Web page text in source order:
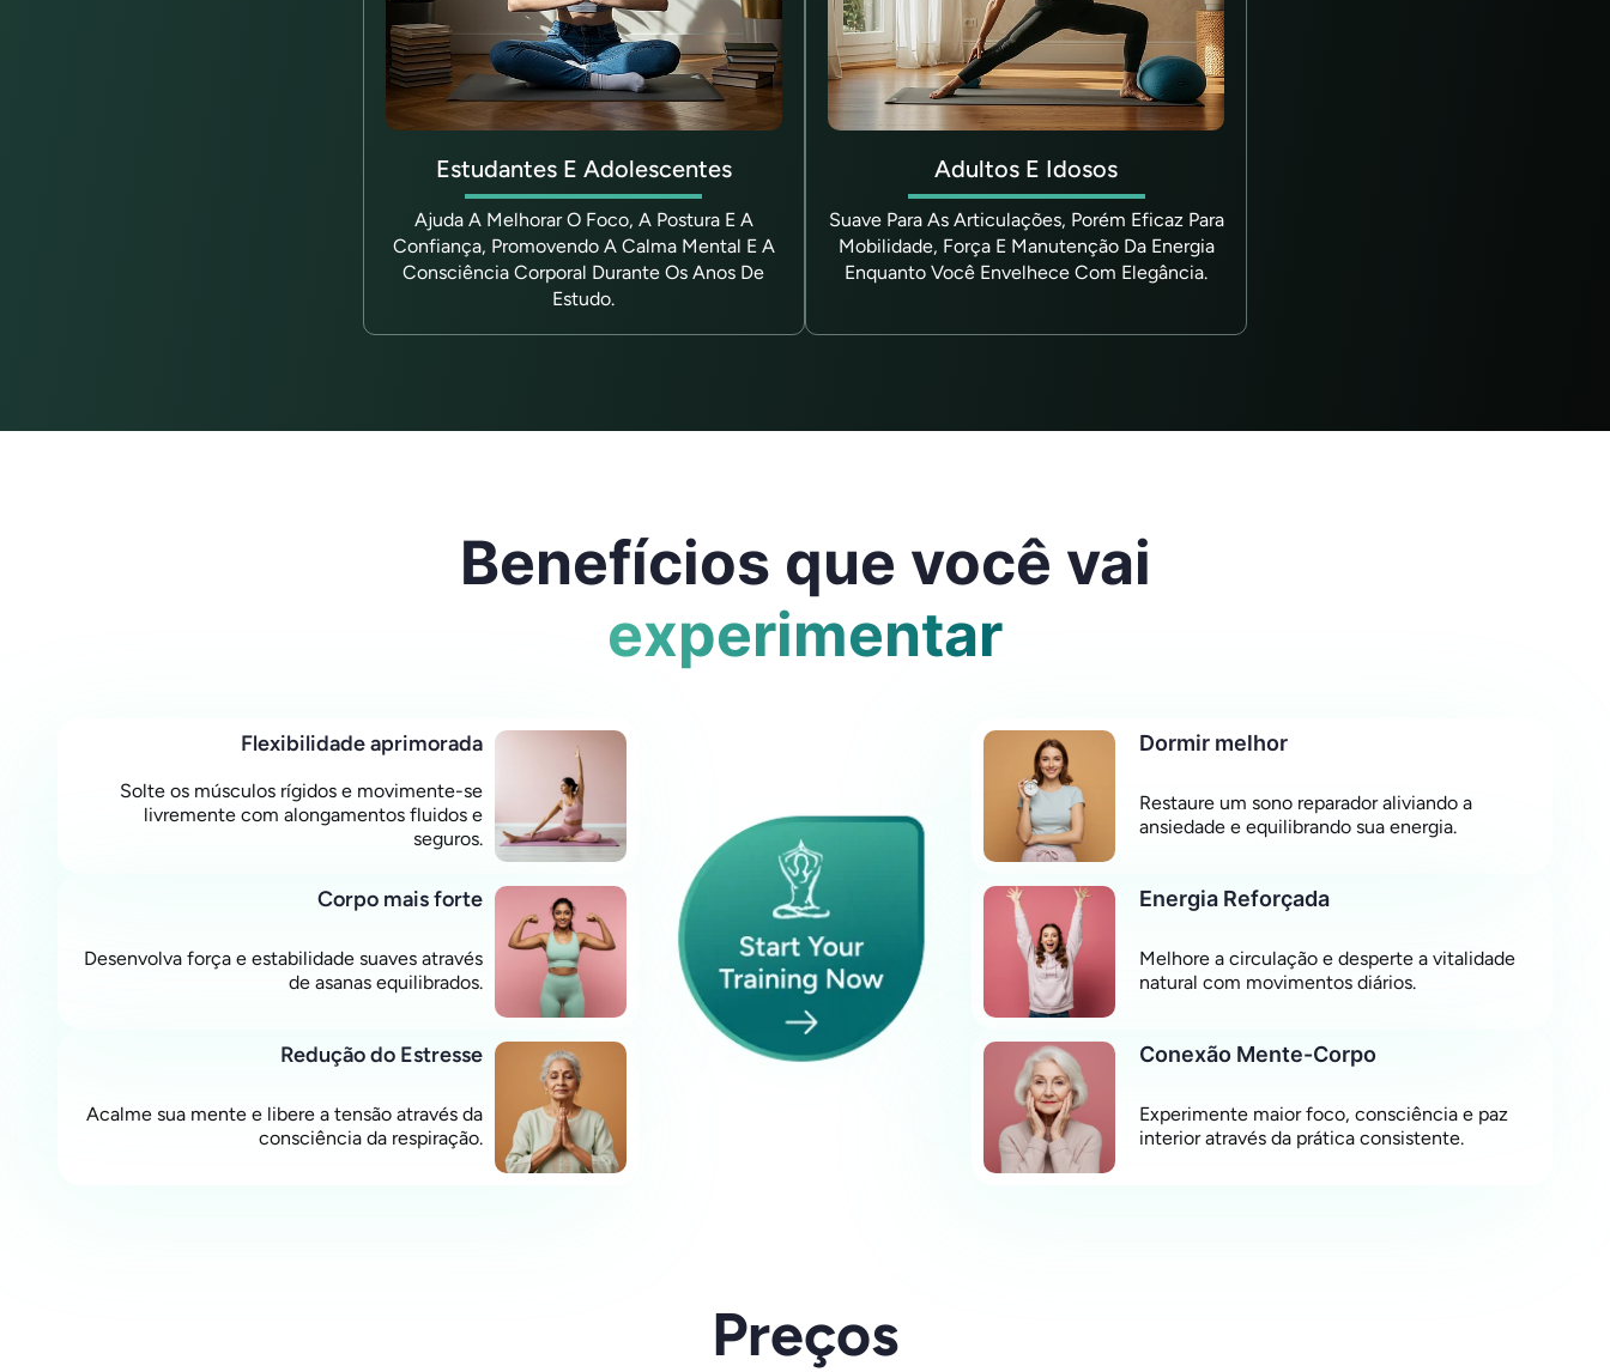
Estudantes E Adolescentes
Ajuda A Melhorar O Foco, A Postura E A
Confiança, Promovendo A Calma Mental E A
Consciência Corporal Durante Os Anos De
Estudo.
Adultos E Idosos
Suave Para As Articulações, Porém Eficaz Para
Mobilidade, Força E Manutenção Da Energia
Enquanto Você Envelhece Com Elegância.
Benefícios que você vai
experimentar
Flexibilidade aprimorada
Solte os músculos rígidos e movimente-se
livremente com alongamentos fluidos e
seguros.
Corpo mais forte
Desenvolva força e estabilidade suaves através
de asanas equilibrados.
Redução do Estresse
Acalme sua mente e libere a tensão através da
consciência da respiração.
Dormir melhor
Restaure um sono reparador aliviando a
ansiedade e equilibrando sua energia.
Energia Reforçada
Melhore a circulação e desperte a vitalidade
natural com movimentos diários.
Conexão Mente-Corpo
Experimente maior foco, consciência e paz
interior através da prática consistente.
Preços